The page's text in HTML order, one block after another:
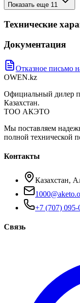
Показать еще 11
Технические
Документация
Отказное письмо
OWEN.kz
Официальный дилер
Казахстан.
ТОО АКЭТО
Мы поставляем
полной технической
Контакты
Казахстан,
+7 (707) 095-
Связь